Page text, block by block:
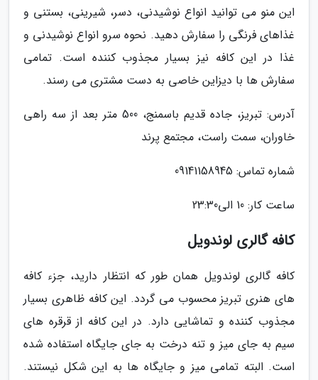
این منو می توانید انواع نوشیدنی، دسر، شیرینی، بستنی و
غذاهای فرنگی را سفارش دهید. نحوه سرو انواع نوشیدنی و
غذا در این کافه نیز بسیار مجذوب کننده است. تمامی
سفارش ها با دیزاین خاصی به دست مشتری می رسند.
آدرس: تبریز، جاده قدیم باسمنج، 500 متر بعد از سه راهی
خاوران، سمت راست، مجتمع پرند
شماره تماس: 09141158945
ساعت کار: 10 الى23:30
کافه گالری لوندویل
کافه گالری لوندویل همان طور که انتظار دارید، جزء کافه
های هنری تبریز محسوب می گردد. این کافه ظاهری بسیار
مجذوب کننده و تماشایی دارد. در این کافه از قرقره های
سیم به جای میز و تنه درخت به جای جایگاه استفاده شده
است. البته تمامی میز و جایگاه ها به این شکل نیستند.